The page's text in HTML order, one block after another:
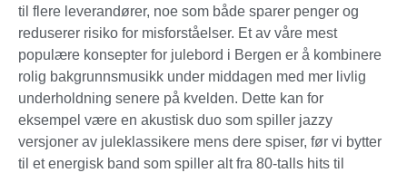
til flere leverandører, noe som både sparer penger og
reduserer risiko for misforståelser. Et av våre mest
populære konsepter for julebord i Bergen er å kombinere
rolig bakgrunnsmusikk under middagen med mer livlig
underholdning senere på kvelden. Dette kan for
eksempel være en akustisk duo som spiller jazzy
versjoner av juleklassikere mens dere spiser, før vi bytter
til et energisk band som spiller alt fra 80-talls hits til